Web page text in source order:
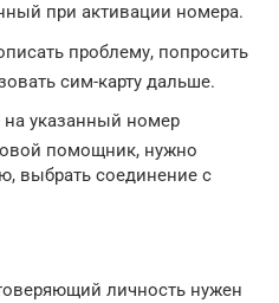
при активации номера.
проблему, попросить
сим-карту дальше.
указанный номер
помощник, нужно
выбрать соединение с
личность нужен